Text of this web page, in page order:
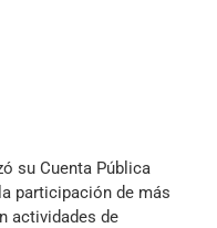
su Cuenta Pública
participación de más
actividades de